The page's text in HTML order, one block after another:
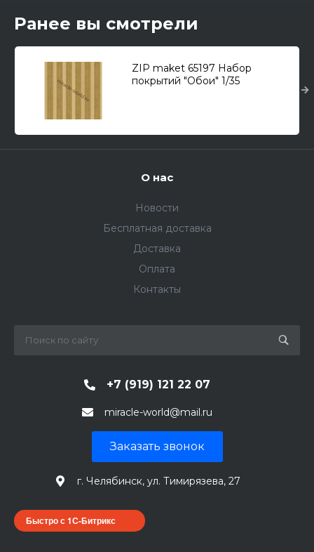
Ранее вы смотрели
ZIP maket 65197 Набор
покрытий "Обои" 1/35
О нас
Новости
Бесплатная доставка
Доставка
Оплата
Контакты
+7 (919) 121 22 07
miracle-world@mail.ru
Заказать звонок
г. Челябинск, ул. Тимирязева, 27
Быстро с 1С-Битрикс